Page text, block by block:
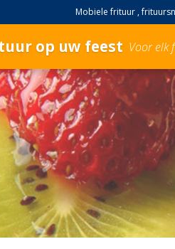
Mobiele frituur ,
op uw feest Voor elk